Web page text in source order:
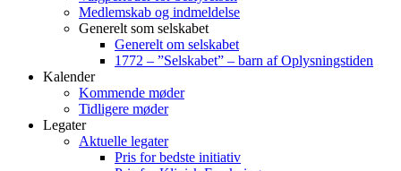
Medlemskab og indmeldelse
Generelt som selskabet
Generelt om selskabet
1772 – ”Selskabet” – barn af Oplysningstiden
Kalender
Kommende møder
Tidligere møder
Legater
Aktuelle legater
Pris for bedste initiativ